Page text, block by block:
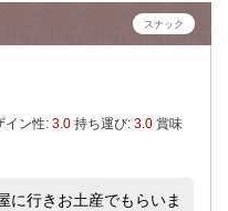
スナック
イン性: 3.0 持ち運び: 3.0 賞味
に行きお土産でもらいま